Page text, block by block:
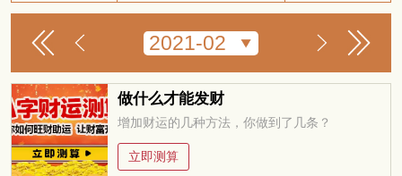
做什么才能发财
增加财运的几种方法，你做到了几条？
立即测算